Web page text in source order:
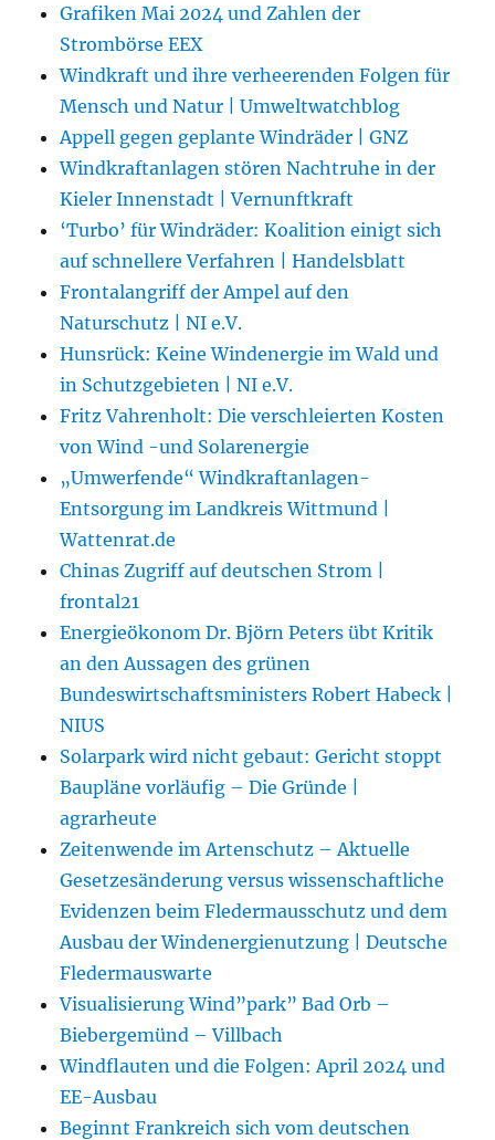
Grafiken Mai 2024 und Zahlen der
Strombörse EEX
Windkraft und ihre verheerenden Folgen für
Mensch und Natur | Umweltwatchblog
Appell gegen geplante Windräder | GNZ
Windkraftanlagen stören Nachtruhe in der
Kieler Innenstadt | Vernunftkraft
‘Turbo’ für Windräder: Koalition einigt sich
auf schnellere Verfahren | Handelsblatt
Frontalangriff der Ampel auf den
Naturschutz | NI e.V.
Hunsrück: Keine Windenergie im Wald und
in Schutzgebieten | NI e.V.
Fritz Vahrenholt: Die verschleierten Kosten
von Wind -und Solarenergie
„Umwerfende“ Windkraftanlagen-
Entsorgung im Landkreis Wittmund |
Wattenrat.de
Chinas Zugriff auf deutschen Strom |
frontal21
Energieökonom Dr. Björn Peters übt Kritik
an den Aussagen des grünen
Bundeswirtschaftsministers Robert Habeck |
NIUS
Solarpark wird nicht gebaut: Gericht stoppt
Baupläne vorläufig – Die Gründe |
agrarheute
Zeitenwende im Artenschutz – Aktuelle
Gesetzesänderung versus wissenschaftliche
Evidenzen beim Fledermausschutz und dem
Ausbau der Windenergienutzung | Deutsche
Fledermauswarte
Visualisierung Wind”park” Bad Orb –
Biebergemünd – Villbach
Windflauten und die Folgen: April 2024 und
EE-Ausbau
Beginnt Frankreich sich vom deutschen